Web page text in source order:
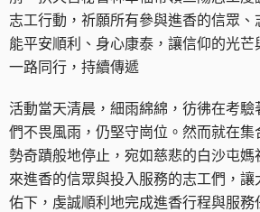
志工行動，祈願所有參與進香的信眾
能平安順利、身心康泰，讓信仰的光芒
一路同行，持續傳遞
活動當天清晨，細雨綿綿，彷彿在考
們不畏風雨，仍堅守崗位。然而就在
勢奇蹟般地停止，宛如慈悲的白沙屯
來進香的信眾與投入服務的志工們，
佑下，虔誠順利地完成進香行程與服務